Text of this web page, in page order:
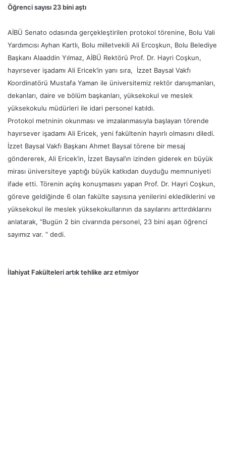
Öğrenci sayısı 23 bini aştı
AİBÜ Senato odasında gerçekleştirilen protokol törenine, Bolu Vali
Yardımcısı Ayhan Kartlı, Bolu milletvekili Ali Ercoşkun, Bolu Belediye
Başkanı Alaaddin Yılmaz, AİBÜ Rektörü Prof. Dr. Hayri Coşkun,
hayırsever işadamı Ali Ericek’in yanı sıra, İzzet Baysal Vakfı
Koordinatörü Mustafa Yaman ile üniversitemiz rektör danışmanları,
dekanları, daire ve bölüm başkanları, yüksekokul ve meslek
yüksekokulu müdürleri ile idari personel katıldı.
Protokol metninin okunması ve imzalanmasıyla başlayan törende
hayırsever işadamı Ali Ericek, yeni fakültenin hayırlı olmasını diledi.
İzzet Baysal Vakfı Başkanı Ahmet Baysal törene bir mesaj
göndererek, Ali Ericek’in, İzzet Baysal’ın izinden giderek en büyük
mirası üniversiteye yaptığı büyük katkıdan duyduğu memnuniyeti
ifade etti. Törenin açılış konuşmasını yapan Prof. Dr. Hayri Coşkun,
göreve geldiğinde 6 olan fakülte sayısına yenilerini eklediklerini ve
yüksekokul ile meslek yüksekokullarının da sayılarını arttırdıklarını
anlatarak, “Bugün 2 bin civarında personel, 23 bini aşan öğrenci
sayımız var. “ dedi.
İlahiyat Fakülteleri artık tehlike arz etmiyor